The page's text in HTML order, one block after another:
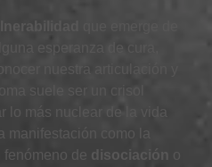
esperanza de cura,
nuestra articulación y
suele ser un crisol
lo más nuclear de la vida
manifestación como la
fenómeno de disociación